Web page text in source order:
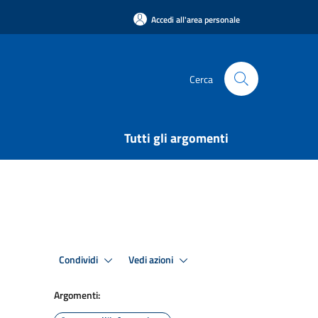
Accedi all'area personale
Cerca
Tutti gli argomenti
Condividi Vedi azioni
Argomenti: